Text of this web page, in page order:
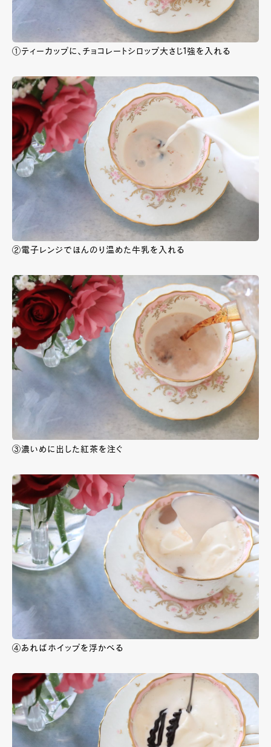
①ティーカップに、チョコレートシロップ大さじ1強を入れる
②電子レンジでほんのり温めた牛乳を入れる
③濃いめに出した紅茶を注ぐ
④あればホイップを浮かべる